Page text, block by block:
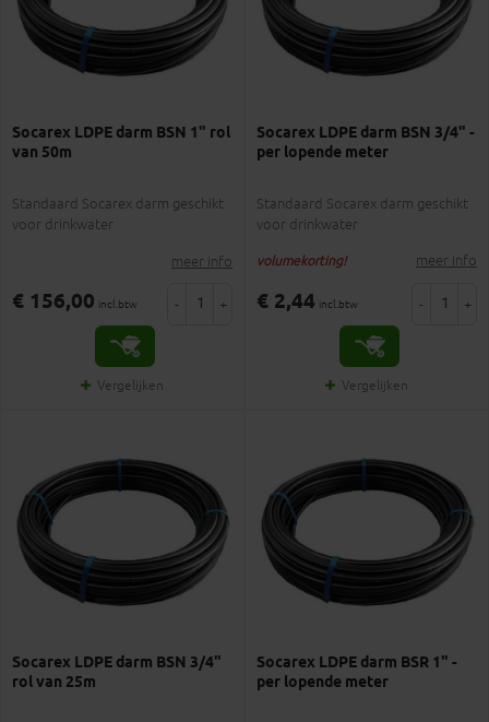
Socarex LDPE darm BSN 1" rol
van 50m
Standaard Socarex darm geschikt
voor drinkwater
meer info
€ 156,00 incl.btw - +
Vergelijken
Socarex LDPE darm BSN 3/4" -
per lopende meter
Standaard Socarex darm geschikt
voor drinkwater
volumekorting! meer info
€ 2,44 incl.btw - +
Vergelijken
Socarex LDPE darm BSN 3/4"
rol van 25m
Socarex LDPE darm BSR 1" -
per lopende meter